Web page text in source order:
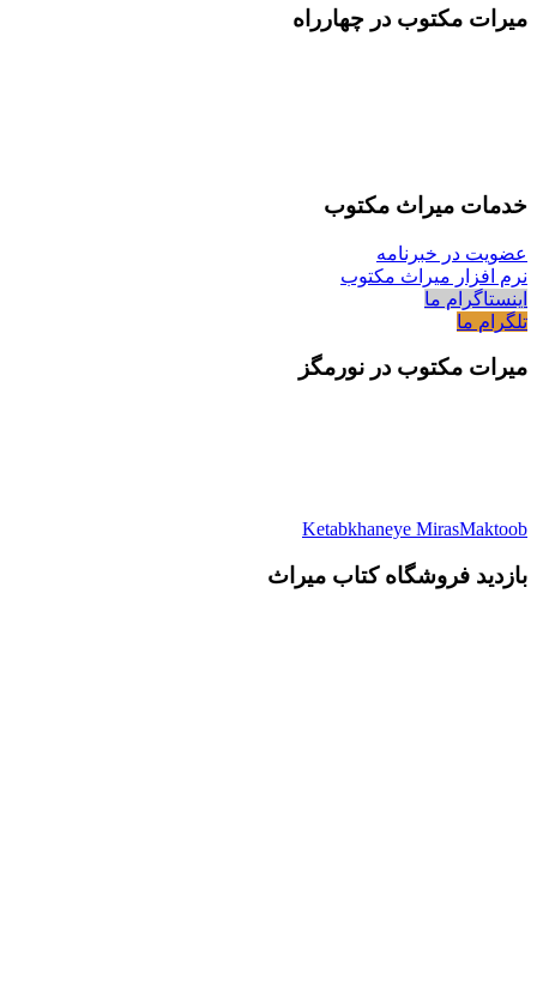
میرات مکتوب در چهارراه
خدمات میراث مکتوب
عضویت در خبرنامه
نرم افزار میراث مکتوب
اینستاگرام ما
تلگرام ما
میرات مکتوب در نورمگز
Ketabkhaneye MirasMaktoob
بازدید فروشگاه کتاب میراث